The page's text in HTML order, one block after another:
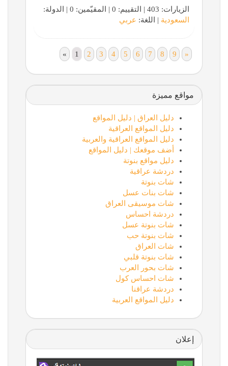
الزيارات: 403 | التقييم: 0 | المقيّمين: 0 | الدولة:
السعودية | اللغة: عربي
« 1 2 3 4 5 6 7 8 9 »
مواقع مميزة
دليل العراق | دليل المواقع
دليل المواقع العراقية
دليل المواقع العراقية والعربية
أضف موقعك | دليل المواقع
دليل مواقع بنوتة
دردشة عراقية
شات بنوتة
شات بنات عسل
شات موسيقى العراق
دردشة احساس
شات بنوتة عسل
شات بنوتة حب
شات العراق
شات بنوتة قلبي
شات بحور العرب
شات احساس كول
دردشة عراقنا
دليل المواقع العربية
إعلان